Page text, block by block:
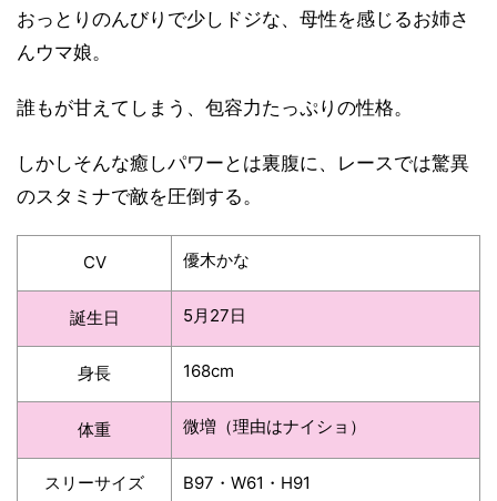
おっとりのんびりで少しドジな、母性を感じるお姉さ
んウマ娘。
誰もが甘えてしまう、包容力たっぷりの性格。
しかしそんな癒しパワーとは裏腹に、レースでは驚異
のスタミナで敵を圧倒する。
CV 優木かな
誕生日 5月27日
身長 168cm
体重 微増（理由はナイショ）
スリーサイズ B97・W61・H91